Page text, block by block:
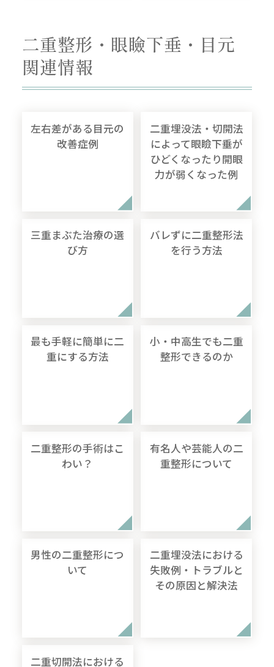
二重整形・眼瞼下垂・目元
関連情報
左右差がある目元の
改善症例
二重埋没法・切開法
によって眼瞼下垂が
ひどくなったり開眼
力が弱くなった例
三重まぶた治療の選
び方
バレずに二重整形法
を行う方法
最も手軽に簡単に二
重にする方法
小・中高生でも二重
整形できるのか
二重整形の手術はこ
わい？
有名人や芸能人の二
重整形について
男性の二重整形につ
いて
二重埋没法における
失敗例・トラブルと
その原因と解決法
二重切開法における